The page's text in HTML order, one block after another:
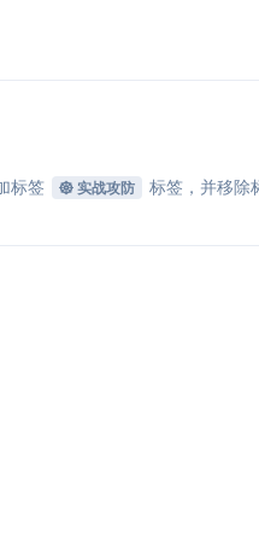
标签 实战攻防 标签，并移除